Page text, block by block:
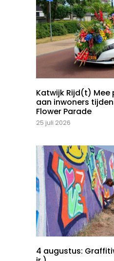
Katwijk Rijd(t) Mee
aan inwoners
Flower Parade
25 juli 2026
4 augustus: